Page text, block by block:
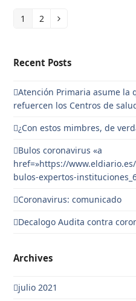
Page
1 Page
2 Siguiente
Recent Posts
Atención Primaria asume la
refuercen los Centros de
¿Con estos mimbres, de
Bulos coronavirus «a
href=»https://
bulos-expertos-
Coronavirus: comunicado
Decalogo Audita contra
Archives
julio 2021